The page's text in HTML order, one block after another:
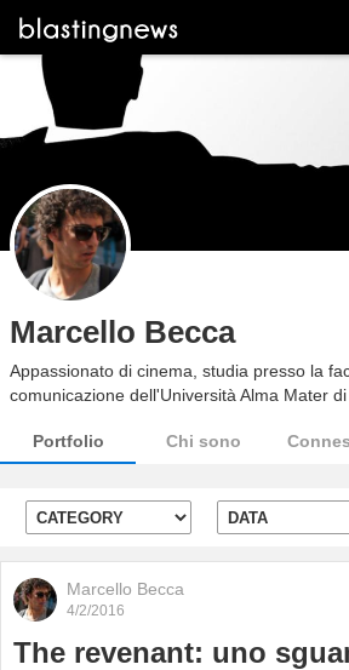
Marcello Becca
Appassionato di cinema, studia presso la
comunicazione dell'Università Alma Mater
Portfolio Chi sono
Marcello Becca
4/2/2016
The revenant: uno